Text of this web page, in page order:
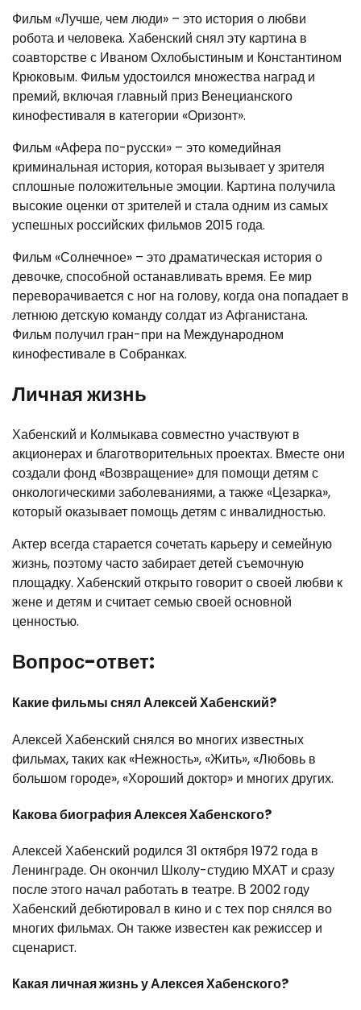
Фильм «Лучше, чем люди» – это история о любви
робота и человека. Хабенский снял эту картина в
соавторстве с Иваном Охлобыстиным и Константином
Крюковым. Фильм удостоился множества наград и
премий, включая главный приз Венецианского
кинофестиваля в категории «Оризонт».
Фильм «Афера по-русски» – это комедийная
криминальная история, которая вызывает у зрителя
сплошные положительные эмоции. Картина получила
высокие оценки от зрителей и стала одним из самых
успешных российских фильмов 2015 года.
Фильм «Солнечное» – это драматическая история о
девочке, способной останавливать время. Ее мир
переворачивается с ног на голову, когда она попадает в
летнюю детскую команду солдат из Афганистана.
Фильм получил гран-при на Международном
кинофестивале в Собранках.
Личная жизнь
Хабенский и Колмыкава совместно участвуют в
акционерах и благотворительных проектах. Вместе они
создали фонд «Возвращение» для помощи детям с
онкологическими заболеваниями, а также «Цезарка»,
который оказывает помощь детям с инвалидностью.
Актер всегда старается сочетать карьеру и семейную
жизнь, поэтому часто забирает детей съемочную
площадку. Хабенский открыто говорит о своей любви к
жене и детям и считает семью своей основной
ценностью.
Вопрос-ответ:
Какие фильмы снял Алексей Хабенский?
Алексей Хабенский снялся во многих известных
фильмах, таких как «Нежность», «Жить», «Любовь в
большом городе», «Хороший доктор» и многих других.
Какова биография Алексея Хабенского?
Алексей Хабенский родился 31 октября 1972 года в
Ленинграде. Он окончил Школу-студию МХАТ и сразу
после этого начал работать в театре. В 2002 году
Хабенский дебютировал в кино и с тех пор снялся во
многих фильмах. Он также известен как режиссер и
сценарист.
Какая личная жизнь у Алексея Хабенского?